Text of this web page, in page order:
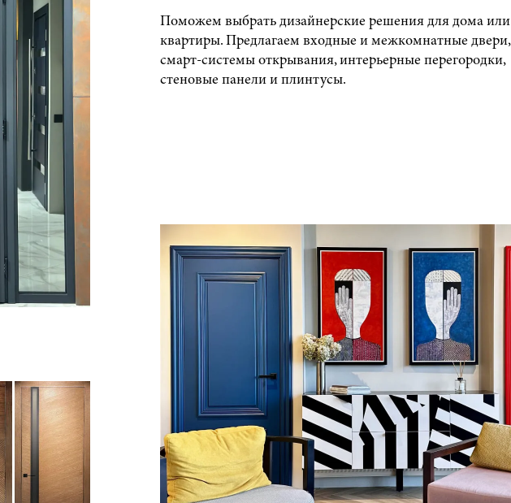
Поможем выбрать дизайнерские решения для дома или
квартиры. Предлагаем входные и межкомнатные двери,
смарт-системы открывания, интерьерные перегородки,
стеновые панели и плинтусы.